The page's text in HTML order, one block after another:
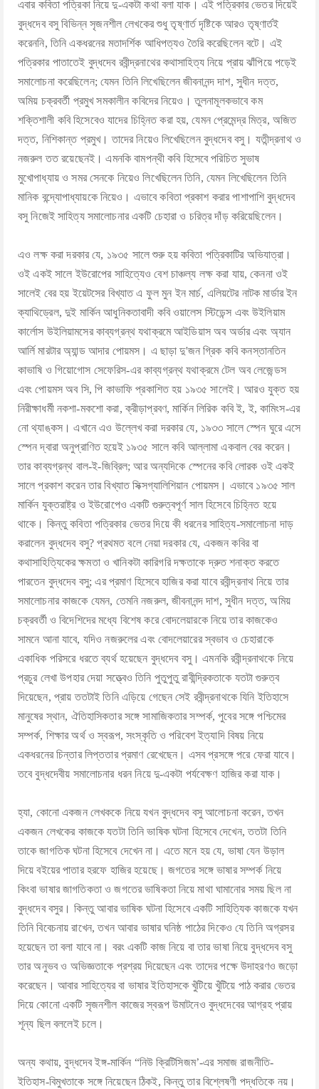
এবার কবিতা পত্রিকা নিয়ে দু-একটা কথা বলা যাক। এই পত্রিকার ভেতর দিয়েই
বুদ্ধদেব বসু বিভিন্ন সৃজনশীল লেখকের শুধু তৃষ্ণার্ত দৃষ্টিকে আরও তৃষ্ণার্তই
করেননি, তিনি একধরনের মতাদর্শিক আধিপত্যও তৈরি করেছিলেন বটে। এই
পত্রিকার পাতাতেই বুদ্ধদেব রবীন্দ্রনাথের কথাসাহিত্য নিয়ে প্রায় ঝাঁপিয়ে পড়েই
সমালোচনা করেছিলেন; যেমন তিনি লিখেছিলেন জীবনানন্দ দাশ, সুধীন দত্ত,
অমিয় চক্রবর্তী প্রমুখ সমকালীন কবিদের নিয়েও। তুলনামূলকভাবে কম
শক্তিশালী কবি হিসেবেও যাদের চিহ্নিত করা হয়, যেমন প্রেমেন্দ্র মিত্র, অজিত
দত্ত, নিশিকান্ত প্রমুখ। তাদের নিয়েও লিখেছিলেন বুদ্ধদেব বসু। যতীন্দ্রনাথ ও
নজরুল তত রয়েছেনই। এমনকি বামপন্থী কবি হিসেবে পরিচিত সুভাষ
মুখোপাধ্যায় ও সমর সেনকে নিয়েও লিখেছিলেন তিনি, যেমন লিখেছিলেন তিনি
মানিক বন্দ্যোপাধ্যায়কে নিয়েও। এভাবে কবিতা প্রকাশ করার পাশাপাশি বুদ্ধদেব
বসু নিজেই সাহিত্য সমালোচনার একটি চেহারা ও চরিত্র দাঁড় করিয়েছিলেন।
এও লক্ষ করা দরকার যে, ১৯৩৫ সালে শুরু হয় কবিতা পত্রিকাটির অভিযাত্রা।
ওই একই সালে ইউরোপের সাহিত্যেও বেশ চাঞ্চল্য লক্ষ করা যায়, কেননা ওই
সালেই বের হয় ইয়েটসের বিখ্যাত এ ফুল মুন ইন মার্চ, এলিয়টের নাটক মার্ডার ইন
ক্যাথিড্রেল, দুই মার্কিন আধুনিকতাবাদী কবি ওয়ালেস স্টিডেন্স এবং উইলিয়াম
কার্লোস উইলিয়ামসের কাব্যগ্রন্থ যথাক্রমে আইডিয়াস অব অর্ডার এবং অ্যান
আর্লি মারটার অ্যান্ড আদার পোয়মস। এ ছাড়া দু'জন গ্রিক কবি কনস্তানতিন
কাভাষি ও গিয়োগোস সেফেরিস-এর কাব্যগ্রন্থ যথাক্রমে টেল অব লেজেন্ডস
এবং পোয়মস অব সি, পি কাভাফি প্রকাশিত হয় ১৯৩৫ সালেই। আরও যুক্ত হয়
নিরীক্ষাধর্মী নকশা-মকশো করা, ক্রীড়াপ্রবণ, মার্কিন লিরিক কবি ই, ই, কামিংস-এর
নো থ্যাঙ্কস। এখানে এও উল্লেখ করা দরকার যে, ১৯৩৩ সালে স্পেন ঘুরে এসে
স্পেন দ্বারা অনুপ্রাণিত হয়েই ১৯৩৫ সালে কবি আল্লামা একবাল বের করেন।
তার কাব্যগ্রন্থ বাল-ই-জিব্রিল; আর অন্যদিকে স্পেনের কবি লোরক ওই একই
সালে প্রকাশ করেন তার বিখ্যাত সিক্সগ্যালিশিয়ান পোয়মস। এভাবে ১৯৩৫ সাল
মার্কিন যুক্তরাষ্ট্র ও ইউরোপেও একটি গুরুত্বপূর্ণ সাল হিসেবে চিহ্নিত হয়ে
থাকে। কিন্তু কবিতা পত্রিকার ভেতর দিয়ে কী ধরনের সাহিত্য-সমালোচনা দাড়
করালেন বুদ্ধদেব বসু? প্রথমত বলে নেয়া দরকার যে, একজন কবির বা
কথাসাহিত্যিকের ক্ষমতা ও খানিকটা কারিগরি দক্ষতাকে দ্রুত শনাক্ত করতে
পারতেন বুদ্ধদেব বসু; এর প্রমাণ হিসেবে হাজির করা যাবে রবীন্দ্রনাথ নিয়ে তার
সমালোচনার কাজকে যেমন, তেমনি নজরুল, জীবনানন্দ দাশ, সুধীন দত্ত, অমিয়
চক্রবর্তী ও বিদেশিদের মধ্যে বিশেষ করে বোদলেয়ারকে নিয়ে তার কাজকেও
সামনে আনা যাবে, যদিও নজরুলের এবং বোদলেয়ারের স্বভাব ও চেহারাকে
একাধিক পরিসরে ধরতে ব্যর্থ হয়েছেন বুদ্ধদেব বসু। এমনকি রবীন্দ্রনাথকে নিয়ে
প্রচুর লেখা উপহার দেয়া সত্ত্বেও তিনি পুতুপুতু রাবীন্দ্রিকতাকে যতটা গুরুত্ব
দিয়েছেন, প্রায় ততটাই তিনি এড়িয়ে গেছেন সেই রবীন্দ্রনাথকে যিনি ইতিহাসে
মানুষের স্থান, ঐতিহাসিকতার সঙ্গে সামাজিকতার সম্পর্ক, পুবের সঙ্গে পশ্চিমের
সম্পর্ক, শিক্ষার অর্থ ও স্বরূপ, সংস্কৃতি ও পরিবেশ ইত্যাদি বিষয় নিয়ে
একধরনের চিন্তার লিপ্ততার প্রমাণ রেখেছেন। এসব প্রসঙ্গে পরে ফেরা যাবে।
তবে বুদ্ধদেবীয় সমালোচনার ধরন নিয়ে দু-একটা পর্যবেক্ষণ হাজির করা যাক।
হ্যা, কোনো একজন লেখককে নিয়ে যখন বুদ্ধদেব বসু আলোচনা করেন, তখন
একজন লেখকের কাজকে যতটা তিনি ভাষিক ঘটনা হিসেবে দেখেন, ততটা তিনি
তাকে জাগতিক ঘটনা হিসেবে দেখেন না। এতে মনে হয় যে, ভাষা যেন উড়াল
দিয়ে বইয়ের পাতার হরফে হাজির হয়েছে। জগতের সঙ্গে ভাষার সম্পর্ক নিয়ে
কিংবা ভাষার জাগতিকতা ও জগতের ভাষিকতা নিয়ে মাথা ঘামানোর সময় ছিল না
বুদ্ধদেব বসুর। কিন্তু আবার ভাষিক ঘটনা হিসেবে একটি সাহিত্যিক কাজকে যখন
তিনি বিবেচনায় রাখেন, তখন আবার ভাষার ঘনিষ্ঠ পাঠের দিকেও যে তিনি অগ্রসর
হয়েছেন তা বলা যাবে না। বরং একটি কাজ নিয়ে বা তার ভাষা নিয়ে বুদ্ধদেব বসু
তার অনুভব ও অভিজ্ঞতাকে প্রশ্রয় দিয়েছেন এবং তাদের পক্ষে উদাহরণও জড়ো
করেছেন। আবার সাহিত্যের বা ভাষার ইতিহাসকে খুঁটিয়ে খুঁটিয়ে পাঠ করার ভেতর
দিয়ে কোনো একটি সৃজনশীল কাজের স্বরূপ উমাটনেও বুদ্ধদেবের আগ্রহ প্রায়
শূন্য ছিল বললেই চলে।
অন্য কথায়, বুদ্ধদেব ইঙ্গ-মার্কিন “নিউ ক্রিটিসিজম’-এর সমাজ রাজনীতি-
ইতিহাস-বিমুখতাকে সঙ্গে নিয়েছেন ঠিকই, কিন্তু তার বিশ্লেষণী পদ্ধতিকে নয়।